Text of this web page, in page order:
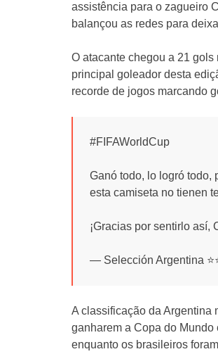
assistência para o zagueiro
balançou as redes para
O atacante chegou a 21
principal goleador desta
recorde de jogos marcando
#FIFAWorldCup
Ganó todo, lo logró todo,
esta camiseta no tienen
¡Gracias por sentirlo así,
— Selección Argentina
A classificação da Argentina
ganharem a Copa do
enquanto os brasileiros